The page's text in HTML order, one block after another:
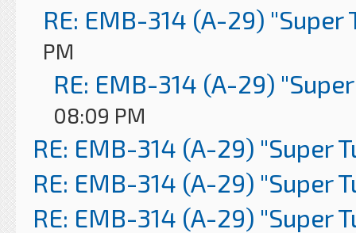
RE: EMB-314 (A-29) "Super
PM
RE: EMB-314 (A-29)
08:09 PM
RE: EMB-314 (A-29) "Super
RE: EMB-314 (A-29) "Super
RE: EMB-314 (A-29) "Super